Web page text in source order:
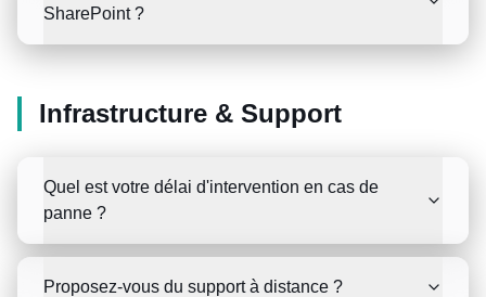
SharePoint ?
Infrastructure & Support
Quel est votre délai d'intervention en cas de
panne ?
Proposez-vous du support à distance ?